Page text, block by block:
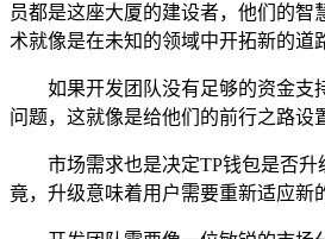
员都是这座大厦的建设者，他们的
术就像是在未知的领域中开拓新的道
如果开发团队没有足够的资金支
问题，这就像是给他们的前行之路设
市场需求也是决定TP钱包是否
竟，升级意味着用户需要重新适应新